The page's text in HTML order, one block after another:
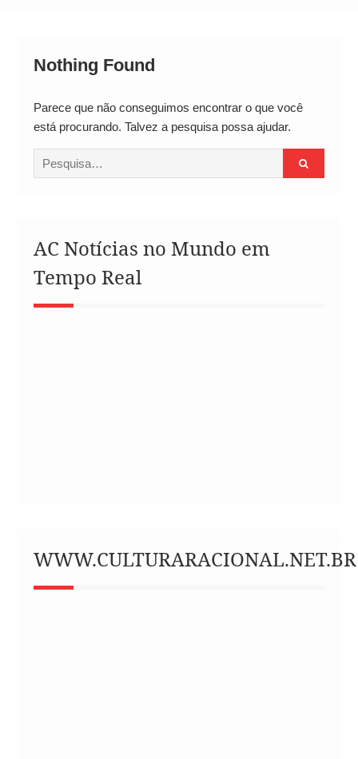
Nothing Found
Parece que não conseguimos encontrar o que você
está procurando. Talvez a pesquisa possa ajudar.
Procurar
por:
AC Notícias no Mundo em
Tempo Real
WWW.CULTURARACIONAL.NET.BR